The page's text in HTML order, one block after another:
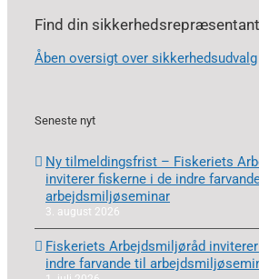
Find din sikkerhedsrepræsentant
Åben oversigt over sikkerhedsudvalg
Seneste nyt
Ny tilmeldingsfrist – Fiskeriets
inviterer fiskerne i de indre
arbejdsmiljøseminar
3. august 2026
Fiskeriets Arbejdsmiljøråd
indre farvande til